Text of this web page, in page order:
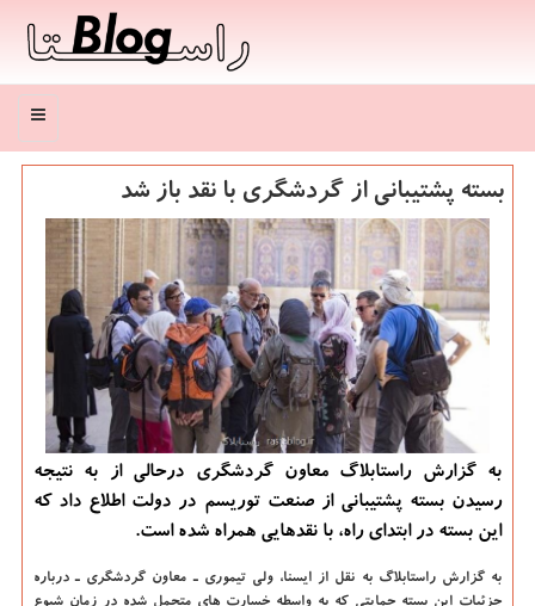
منو
بسته پشتیبانی از گردشگری با نقد باز شد
به گزارش راستابلاگ معاون گردشگری درحالی از به نتیجه
رسیدن بسته پشتیبانی از صنعت توریسم در دولت اطلاع داد كه
این بسته در ابتدای راه، با نقدهایی همراه شده است.
به گزارش راستابلاگ به نقل از ایسنا، ولی تیموری ـ معاون گردشگری ـ درباره
جزئیات این بسته حمایتی كه به واسطه خسارت های متحمل شده در زمان شیوع